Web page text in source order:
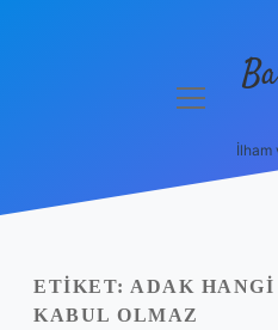
Yasal Uyarı
menüyü
İlham
ETIKET: ADAK
KABUL OLMAZ